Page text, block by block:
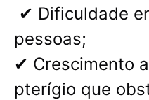
✔ Dificuldade
pessoas;
✔ Crescimento
pterígio que